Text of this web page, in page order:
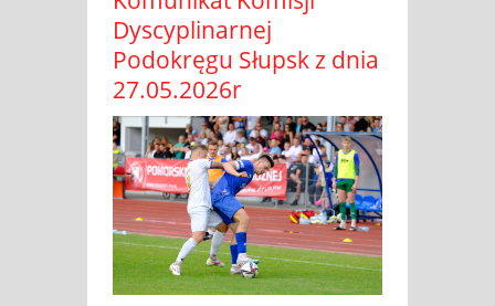
Dyscyplinarnej
Podokręgu Słupsk z dnia
27.05.2026r